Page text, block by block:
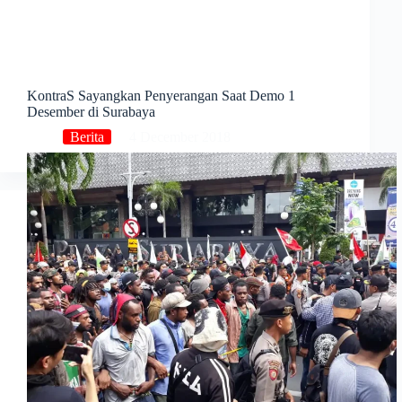
KontraS Sayangkan Penyerangan Saat Demo 1
Desember di Surabaya
Berita